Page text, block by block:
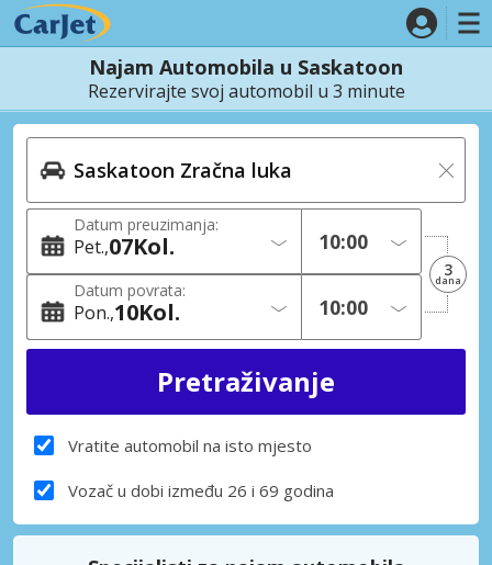
Najam Automobila u Saskatoon
Rezervirajte svoj automobil u 3 minute
Datum preuzimanja:
Pet. 07Kol.
Datum povrata:
Pon. 10Kol.
3
dana
Vratite automobil na isto mjesto
Vozač u dobi između 26 i 69 godina